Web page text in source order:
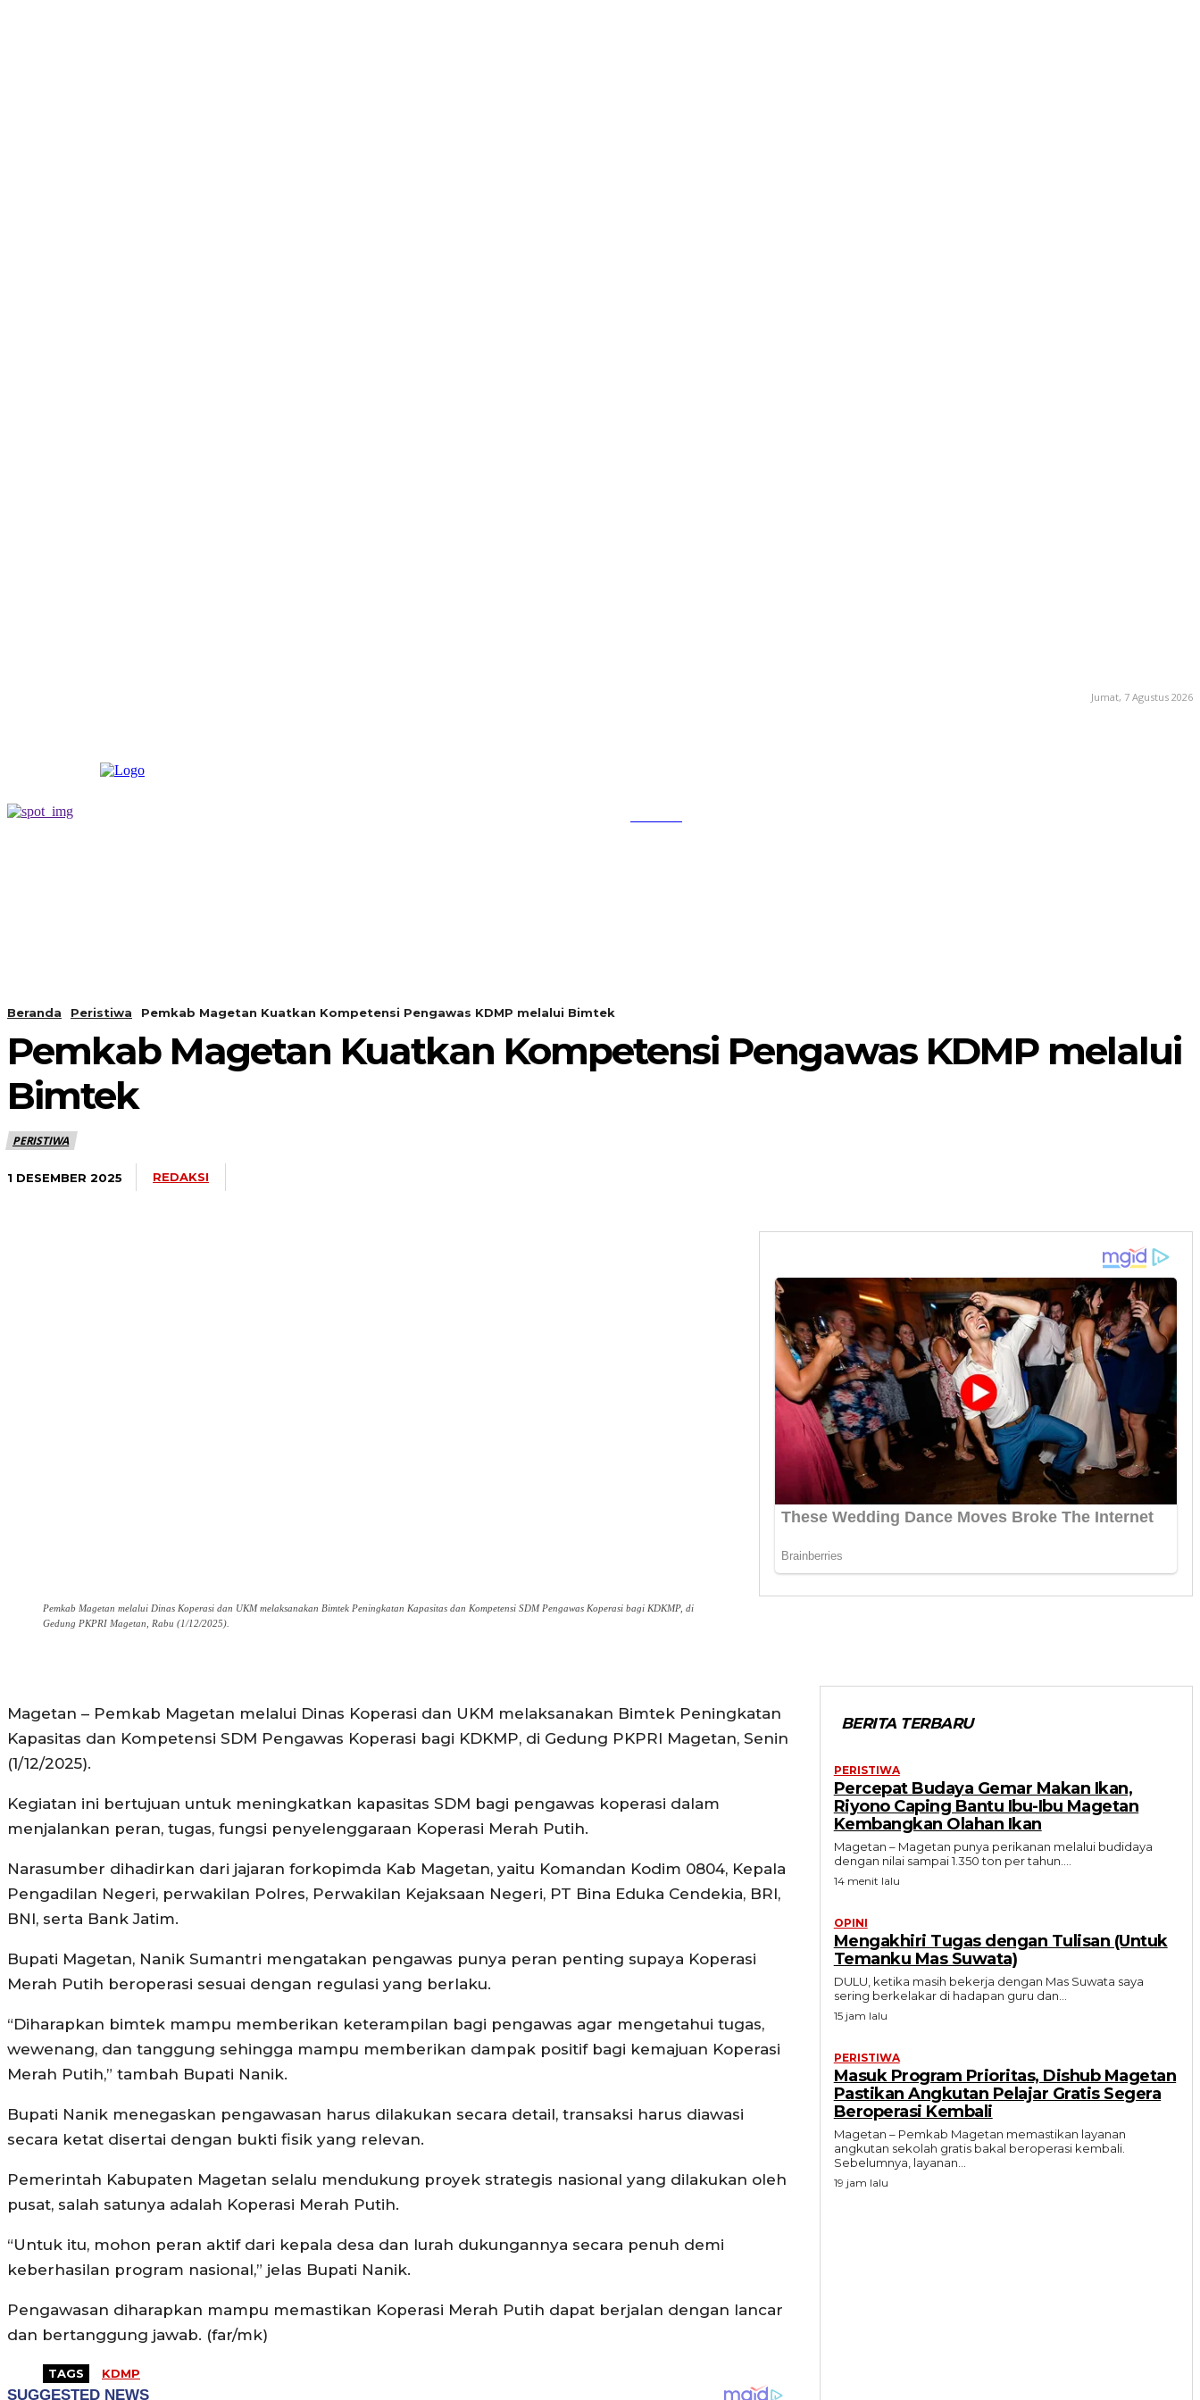
Jumat, 7 Agustus 2026
Beranda Peristiwa Pemkab Magetan Kuatkan Kompetensi Pengawas KDMP melalui Bimtek
Pemkab Magetan Kuatkan Kompetensi Pengawas KDMP melalui
Bimtek
PERISTIWA
1 DESEMBER 2025 REDAKSI
Pemkab Magetan melalui Dinas Koperasi dan UKM melaksanakan Bimtek Peningkatan Kapasitas dan Kompetensi SDM Pengawas Koperasi bagi KDKMP, di
Gedung PKPRI Magetan, Rabu (1/12/2025).
Magetan – Pemkab Magetan melalui Dinas Koperasi dan UKM melaksanakan Bimtek Peningkatan
Kapasitas dan Kompetensi SDM Pengawas Koperasi bagi KDKMP, di Gedung PKPRI Magetan, Senin
(1/12/2025).
Kegiatan ini bertujuan untuk meningkatkan kapasitas SDM bagi pengawas koperasi dalam
menjalankan peran, tugas, fungsi penyelenggaraan Koperasi Merah Putih.
Narasumber dihadirkan dari jajaran forkopimda Kab Magetan, yaitu Komandan Kodim 0804, Kepala
Pengadilan Negeri, perwakilan Polres, Perwakilan Kejaksaan Negeri, PT Bina Eduka Cendekia, BRI,
BNI, serta Bank Jatim.
Bupati Magetan, Nanik Sumantri mengatakan pengawas punya peran penting supaya Koperasi
Merah Putih beroperasi sesuai dengan regulasi yang berlaku.
“Diharapkan bimtek mampu memberikan keterampilan bagi pengawas agar mengetahui tugas,
wewenang, dan tanggung sehingga mampu memberikan dampak positif bagi kemajuan Koperasi
Merah Putih,” tambah Bupati Nanik.
Bupati Nanik menegaskan pengawasan harus dilakukan secara detail, transaksi harus diawasi
secara ketat disertai dengan bukti fisik yang relevan.
Pemerintah Kabupaten Magetan selalu mendukung proyek strategis nasional yang dilakukan oleh
pusat, salah satunya adalah Koperasi Merah Putih.
“Untuk itu, mohon peran aktif dari kepala desa dan lurah dukungannya secara penuh demi
keberhasilan program nasional,” jelas Bupati Nanik.
Pengawasan diharapkan mampu memastikan Koperasi Merah Putih dapat berjalan dengan lancar
dan bertanggung jawab. (far/mk)
TAGS KDMP
BERITA TERBARU
PERISTIWA
Percepat Budaya Gemar Makan Ikan,
Riyono Caping Bantu Ibu-Ibu Magetan
Kembangkan Olahan Ikan
Magetan – Magetan punya perikanan melalui budidaya
dengan nilai sampai 1.350 ton per tahun....
14 menit lalu
OPINI
Mengakhiri Tugas dengan Tulisan (Untuk
Temanku Mas Suwata)
DULU, ketika masih bekerja dengan Mas Suwata saya
sering berkelakar di hadapan guru dan...
15 jam lalu
PERISTIWA
Masuk Program Prioritas, Dishub Magetan
Pastikan Angkutan Pelajar Gratis Segera
Beroperasi Kembali
Magetan – Pemkab Magetan memastikan layanan
angkutan sekolah gratis bakal beroperasi kembali.
Sebelumnya, layanan...
19 jam lalu